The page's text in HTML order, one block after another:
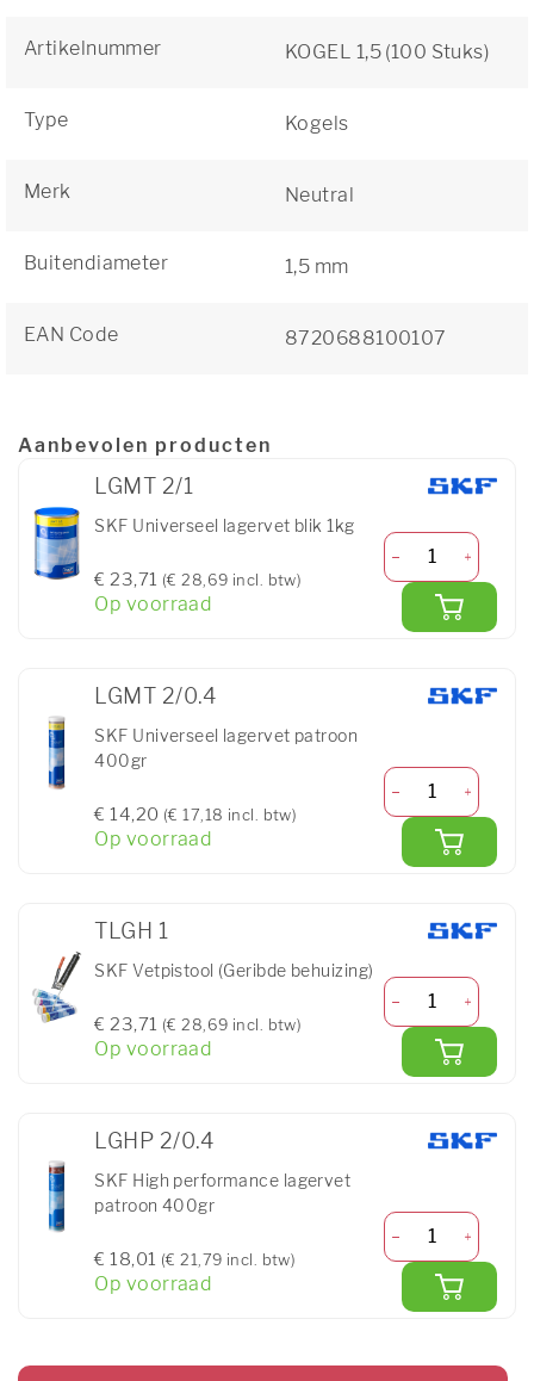
Artikelnummer KOGEL 1,5 (100 Stuks)
Type Kogels
Merk Neutral
Buitendiameter 1,5 mm
EAN Code 8720688100107
Aanbevolen producten
LGMT 2/1
SKF Universeel lagervet blik 1kg
€ 23,71 (€ 28,69 incl. btw)
Op voorraad
LGMT 2/0.4
SKF Universeel lagervet patroon
400gr
€ 14,20 (€ 17,18 incl. btw)
Op voorraad
TLGH 1
SKF Vetpistool (Geribde behuizing)
€ 23,71 (€ 28,69 incl. btw)
Op voorraad
LGHP 2/0.4
SKF High performance lagervet
patroon 400gr
€ 18,01 (€ 21,79 incl. btw)
Op voorraad